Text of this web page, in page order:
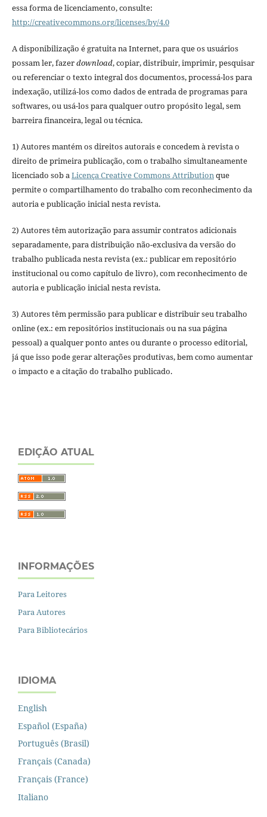
essa forma de licenciamento, consulte:
http://creativecommons.org/licenses/by/4.0
A disponibilização é gratuita na Internet, para que os usuários
possam ler, fazerdownload, copiar, distribuir, imprimir, pesquisar
ou referenciar o texto integral dos documentos, processá-los para
indexação, utilizá-los como dados de entrada de programas para
softwares, ou usá-los para qualquer outro propósito legal, sem
barreira financeira, legal ou técnica.
1) Autores mantém os direitos autorais e concedem à revista o
direito de primeira publicação, com o trabalho simultaneamente
licenciado sob aLicença Creative Commons Attributionque
permite o compartilhamento do trabalho com reconhecimento da
autoria e publicação inicial nesta revista.
2) Autores têm autorização para assumir contratos adicionais
separadamente, para distribuição não-exclusiva da versão do
trabalho publicada nesta revista (ex.: publicar em repositório
institucional ou como capítulo de livro), com reconhecimento de
autoria e publicação inicial nesta revista.
3) Autores têm permissão para publicar e distribuir seu trabalho
online (ex.: em repositórios institucionais ou na sua página
pessoal) a qualquer ponto antes ou durante o processo editorial,
já que isso pode gerar alterações produtivas, bem como aumentar
o impacto e a citação do trabalho publicado.
EDIÇÃO ATUAL
INFORMAÇÕES
Para Leitores
Para Autores
Para Bibliotecários
IDIOMA
English
Español (España)
Português (Brasil)
Français (Canada)
Français (France)
Italiano